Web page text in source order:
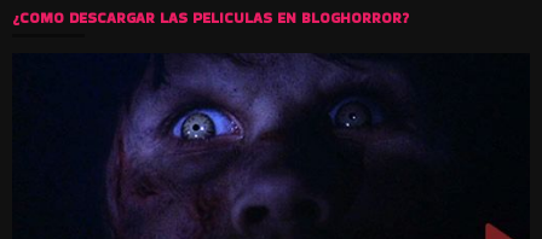
¿COMO DESCARGAR LAS PELICULAS EN BLOGHORROR?